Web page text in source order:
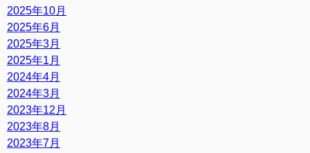
2025年10月
2025年6月
2025年3月
2025年1月
2024年4月
2024年3月
2023年12月
2023年8月
2023年7月